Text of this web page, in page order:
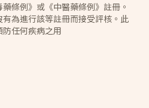
條例》或《中醫藥條例》註冊。
為進行該等註冊而接受評核。此
任何疾病之用